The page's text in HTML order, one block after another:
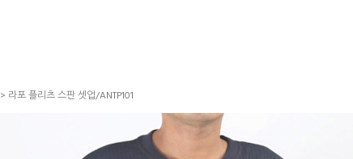
> 라포 플리츠 스판 셋업/ANTP101